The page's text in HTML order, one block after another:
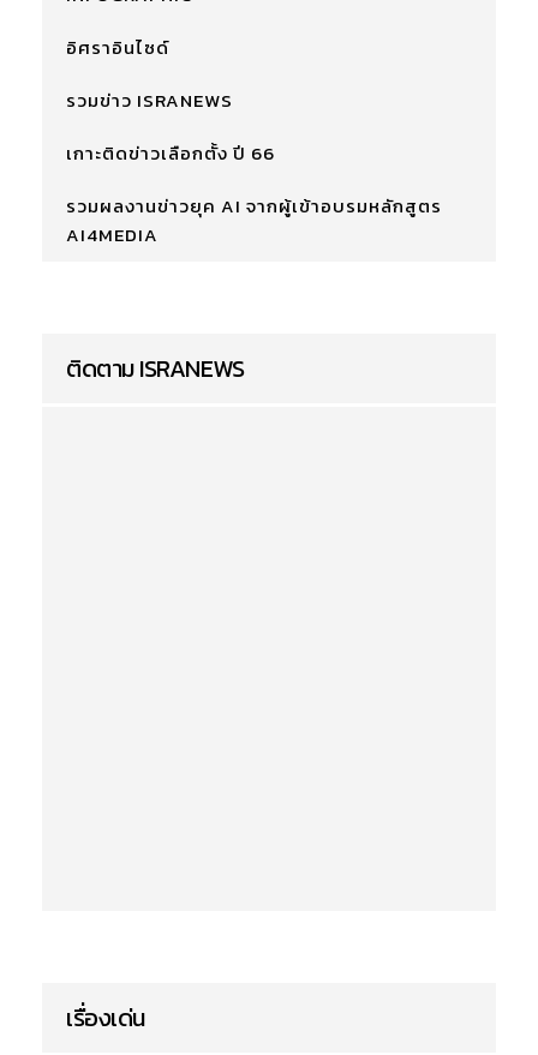
อิศราอินไซด์
รวมข่าว ISRANEWS
เกาะติดข่าวเลือกตั้ง ปี 66
รวมผลงานข่าวยุค AI จากผู้เข้าอบรมหลักสูตร
AI4MEDIA
ติดตาม ISRANEWS
เรื่องเด่น